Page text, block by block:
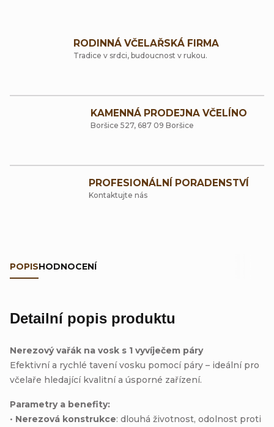
RODINNÁ VČELAŘSKÁ FIRMA
Tradice v srdci, budoucnost v rukou.
KAMENNÁ PRODEJNA VČELÍNO
Boršice 527, 687 09 Boršice
PROFESIONÁLNÍ PORADENSTVÍ
Kontaktujte nás
POPISHODNOCENÍ
Detailní popis produktu
Nerezový vařák na vosk s 1 vyvíječem páry
Efektivní a rychlé tavení vosku pomocí páry – ideální pro
včelaře hledající kvalitní a úsporné zařízení.
Parametry a benefity:
• Nerezová konstrukce: dlouhá životnost, odolnost proti